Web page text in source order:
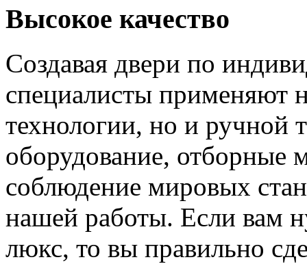
Высокое качество
Создавая двери по
специалисты применяют
технологии, но и ручной
оборудование, отборные
соблюдение мировых
нашей работы. Если вам
люкс, то вы правильно